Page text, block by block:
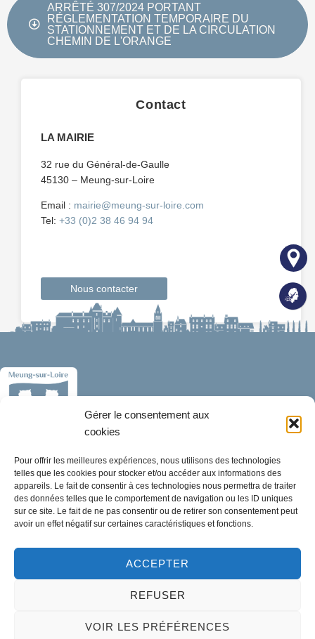
Gérer le consentement aux
cookies
Pour offrir les meilleures expériences, nous utilisons des technologies
telles que les cookies pour stocker et/ou accéder aux informations des
appareils. Le fait de consentir à ces technologies nous permettra de traiter
des données telles que le comportement de navigation ou les ID uniques
sur ce site. Le fait de ne pas consentir ou de retirer son consentement peut
avoir un effet négatif sur certaines caractéristiques et fonctions.
ACCEPTER
REFUSER
VOIR LES PRÉFÉRENCES
Contact
LA MAIRIE
32 rue du Général-de-Gaulle
45130 – Meung-sur-Loire
Email : mairie@meung-sur-loire.com
Tel: +33 (0)2 38 46 94 94
Nous contacter
ARRÊTÉ 307/2024 PORTANT
RÉGLEMENTATION TEMPORAIRE DU
STATIONNEMENT ET DE LA CIRCULATION
CHEMIN DE L'ORANGE
Mairie de Meung-sur-Loire
Mairie,
32 rue du Général de Gaulle,
45130 Meung-sur-Loire
02 38 46 94 94
mairie@meung-sur-loire.com
Horaires d'ouverture